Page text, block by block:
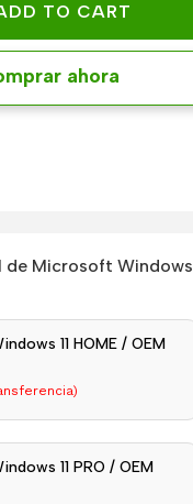
TO CART
ahora
de Microsoft Windows
11 HOME / OEM
11 PRO / OEM